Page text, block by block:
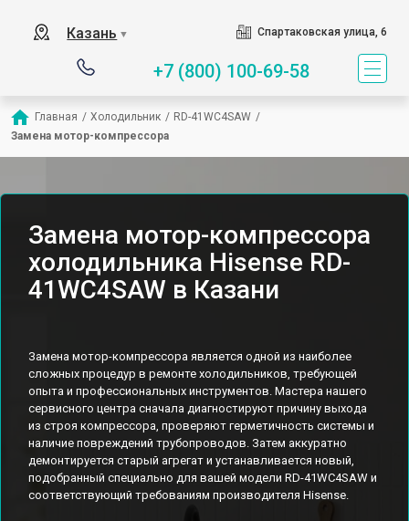
Казань ▼ Спартаковская улица, 6
+7 (800) 100-69-58
Главная / Холодильник / RD-41WC4SAW /
Замена мотор-компрессора
Замена мотор-компрессора
холодильника Hisense RD-
41WC4SAW в Казани
Замена мотор-компрессора является одной из наиболее
сложных процедур в ремонте холодильников, требующей
опыта и профессиональных инструментов. Мастера нашего
сервисного центра сначала диагностируют причину выхода
из строя компрессора, проверяют герметичность системы и
наличие повреждений трубопроводов. Затем аккуратно
демонтируется старый агрегат и устанавливается новый,
подобранный специально для вашей модели RD-41WC4SAW и
соответствующий требованиям производителя Hisense.